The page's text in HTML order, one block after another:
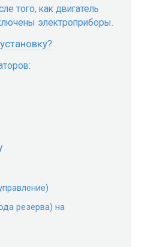
того, как двигатель
электроприборы.
резерва) на